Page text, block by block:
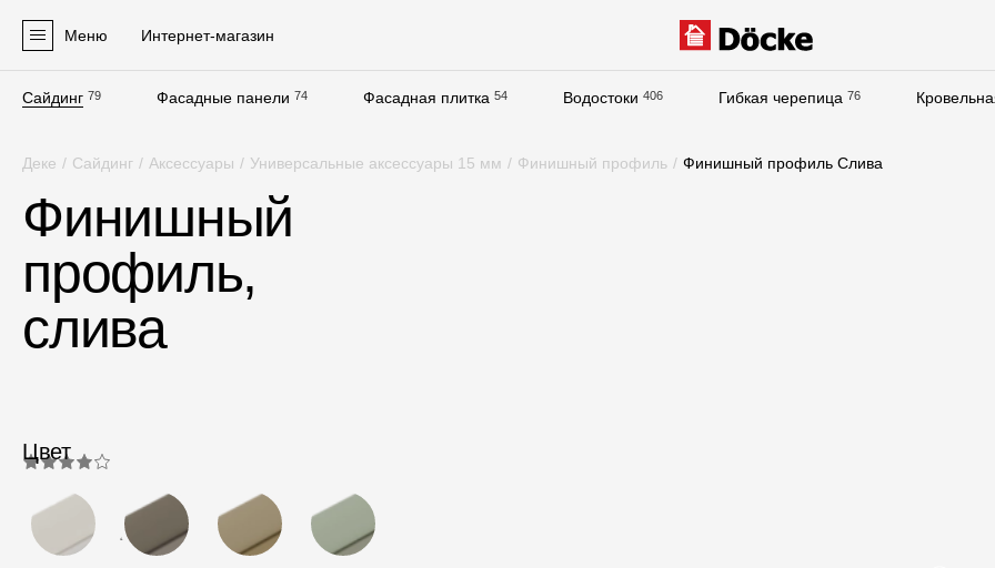
Меню Интернет-магазин
Сайдинг 79 Фасадные панели 74 Фасадная плитка 54 Водостоки 406 Гибкая черепица 76
Сайдинг
Софиты
Фасадные панели
Фасадная плитка
Мягкая кровля
Однослойная черепица
Деке / Сайдинг / Аксессуары / Универсальные аксессуары 15 мм / Финишный профиль / Финишный профиль Слива
Финишный
профиль,
слива
4.0
Цвет